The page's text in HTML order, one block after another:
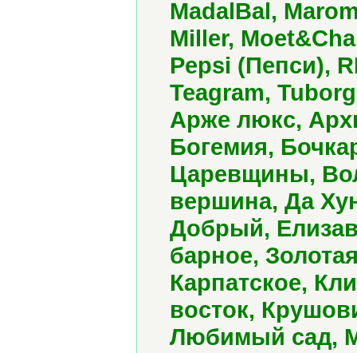
MadalBal,
Miller,
Pepsi (Пепси),
Teagram,
Арже люкс,
Богемия,
Царевщины,
вершина, Да
Добрый,
барное,
Карпатское,
восток,
Любимый сад,